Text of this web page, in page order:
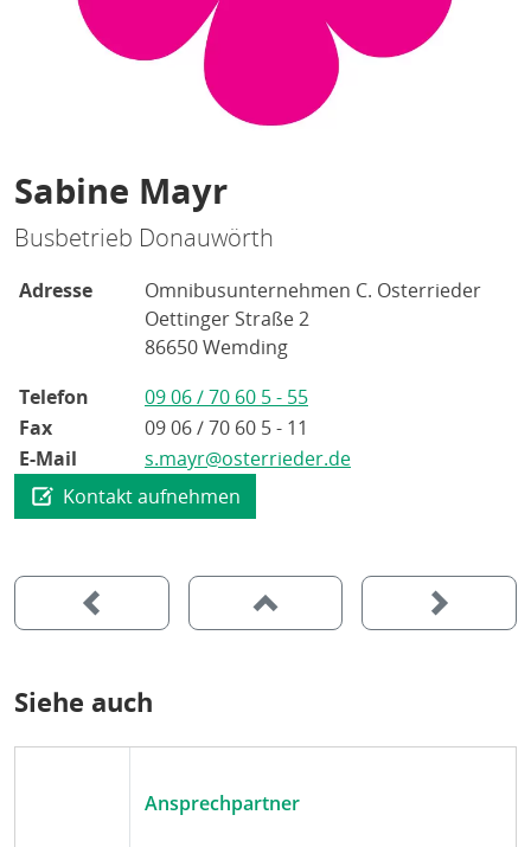
Sabine Mayr
Busbetrieb Donauwörth
Adresse
Omnibusunternehmen C. Osterrieder
Oettinger Straße 2
86650 Wemding
Telefon
09 06 / 70 60 5 - 55
Fax
09 06 / 70 60 5 - 11
E-Mail
s.mayr@osterrieder.de
Kontakt aufnehmen
Siehe auch
Ansprechpartner